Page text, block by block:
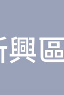
興